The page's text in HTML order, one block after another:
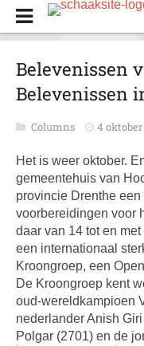
Belevenissen
Belevenissen
Columns 4 oktober
Het is weer oktober.
gemeentehuis van
provincie Drenthe
voorbereidingen voor
daar van 14 tot en
een internationaal
Kroongroep, een
De Kroongroep kent
oud-wereldkampioen
nederlander Anish
Polgar (2701) en de